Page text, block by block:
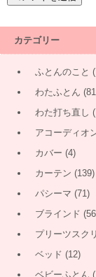
カテゴリー
ふとんのこと
わたふとん
わた打ち直し
アコーディオ
カバー (4)
カーテン (139)
パシーマ (71)
ブラインド
プリーツスク
ベッド (12)
ベビーふとん